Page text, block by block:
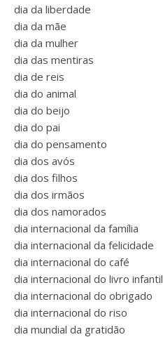
dia da liberdade
dia da mãe
dia da mulher
dia das mentiras
dia de reis
dia do animal
dia do beijo
dia do pai
dia do pensamento
dia dos avós
dia dos filhos
dia dos irmãos
dia dos namorados
dia internacional da família
dia internacional da felicidade
dia internacional do café
dia internacional do livro infantil
dia internacional do obrigado
dia internacional do riso
dia mundial da gratidão